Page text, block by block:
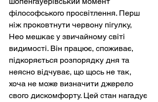
філософського просвітлення. Перш
ніж проковтнути червону пігулку,
Нео мешкає у звичайному світі
видимості. Він працює, споживає,
підкоряється розпорядку дня та
неясно відчуває, що щось не так,
хоча не може визначити джерело
свого дискомфорту. Цей стан нагадує